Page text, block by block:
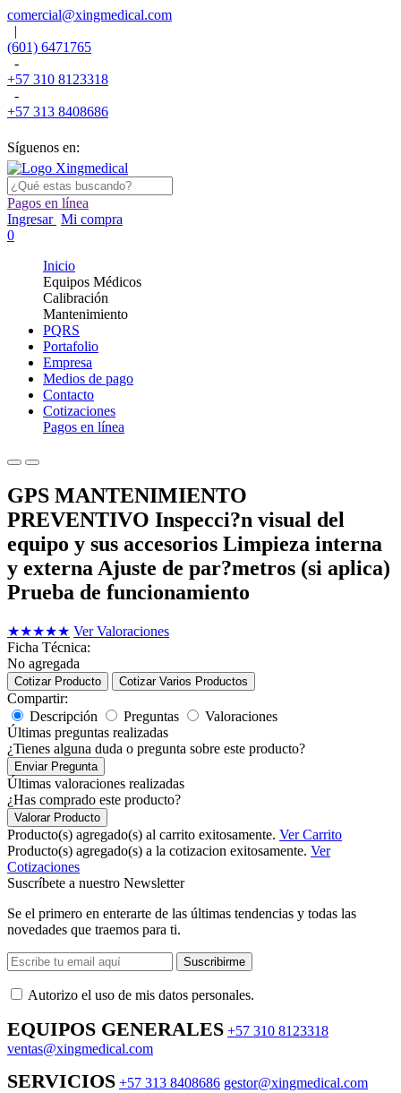
comercial@xingmedical.com
|
(601) 6471765
-
+57 310 8123318
-
+57 313 8408686
Síguenos en:
Pagos en línea
Ingresar Mi compra
0
Inicio
Equipos Médicos
Calibración
Mantenimiento
PQRS
Portafolio
Empresa
Medios de pago
Contacto
Cotizaciones
Pagos en línea
GPS MANTENIMIENTO
PREVENTIVO Inspecci?n visual del
equipo y sus accesorios Limpieza interna
y externa Ajuste de par?metros (si aplica)
Prueba de funcionamiento
★★★★★ Ver Valoraciones
Ficha Técnica:
No agregada
Cotizar Producto Cotizar Varios Productos
Compartir:
Descripción
Preguntas
Valoraciones
Últimas preguntas realizadas
¿Tienes alguna duda o pregunta sobre este producto?
Enviar Pregunta
Últimas valoraciones realizadas
¿Has comprado este producto?
Valorar Producto
Producto(s) agregado(s) al carrito exitosamente. Ver Carrito
Producto(s) agregado(s) a la cotizacion exitosamente. Ver
Cotizaciones
Suscríbete a nuestro Newsletter
Se el primero en enterarte de las últimas tendencias y todas las
novedades que traemos para ti.
Suscribirme
Autorizo ​​el uso de mis datos personales.
EQUIPOS GENERALES +57 310 8123318
ventas@xingmedical.com
SERVICIOS +57 313 8408686 gestor@xingmedical.com